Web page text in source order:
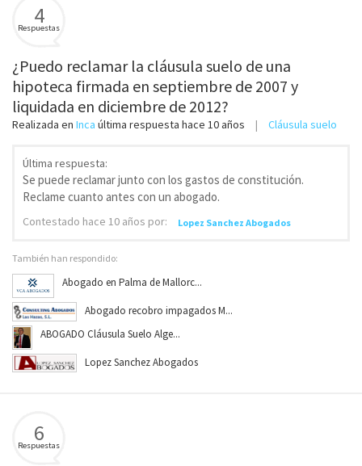
4
Respuestas
¿Puedo reclamar la cláusula suelo de una
hipoteca firmada en septiembre de 2007 y
liquidada en diciembre de 2012?
Realizada en Inca última respuesta hace 10 años Cláusula suelo
Última respuesta:
Se puede reclamar junto con los gastos de constitución.
Reclame cuanto antes con un abogado.
Contestado hace 10 años por: Lopez Sanchez Abogados
También han respondido:
Abogado en Palma de Mallorc...
Abogado recobro impagados M...
ABOGADO Cláusula Suelo Alge...
Lopez Sanchez Abogados
6
Respuestas